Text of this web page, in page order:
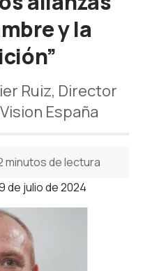
y la
Ruiz, Director
España
de julio de 2024
minutos de lectura